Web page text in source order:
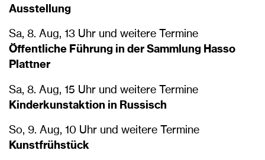
Ausstellung
Sa, 8. Aug, 13 Uhr und weitere Termine
Öffentliche Führung in der Sammlung Hasso
Plattner
Sa, 8. Aug, 15 Uhr und weitere Termine
Kinderkunstaktion in Russisch
So, 9. Aug, 10 Uhr und weitere Termine
Kunstfrühstück